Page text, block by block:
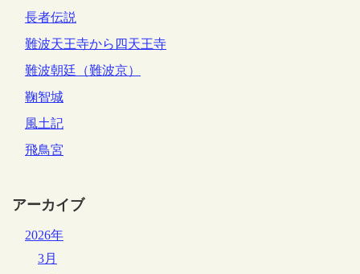
長者伝説
難波天王寺から四天王寺
難波朝廷（難波京）
鞠智城
風土記
飛鳥宮
アーカイブ
2026年
3月